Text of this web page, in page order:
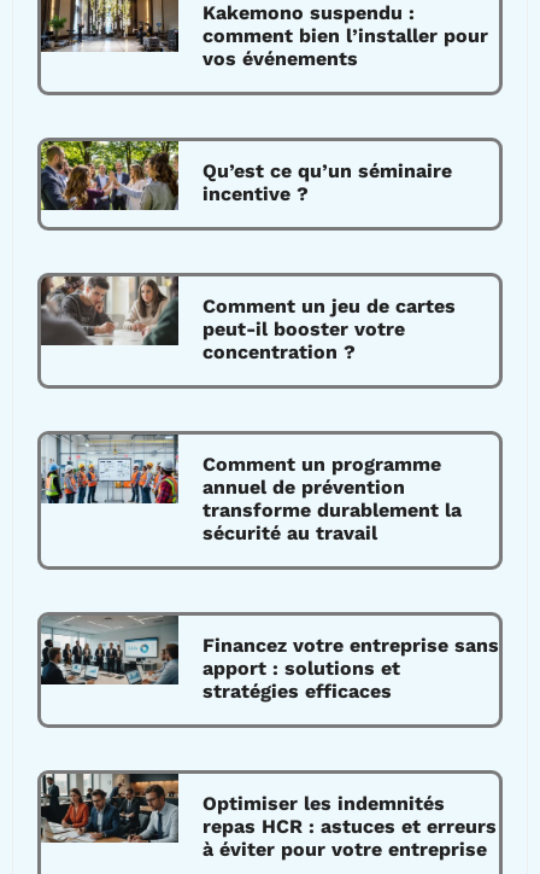
Kakemono suspendu :
comment bien l’installer pour
vos événements
Qu’est ce qu’un séminaire
incentive ?
Comment un jeu de cartes
peut-il booster votre
concentration ?
Comment un programme
annuel de prévention
transforme durablement la
sécurité au travail
Financez votre entreprise sans
apport : solutions et
stratégies efficaces
Optimiser les indemnités
repas HCR : astuces et erreurs
à éviter pour votre entreprise